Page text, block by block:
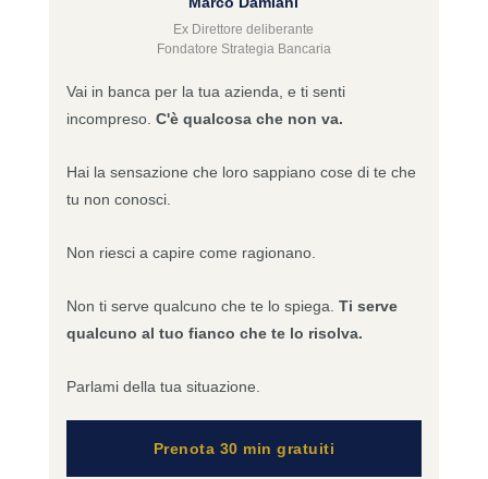
Ex Direttore deliberante
Fondatore Strategia Bancaria
Vai in banca per la tua azienda, e ti senti
incompreso. C'è qualcosa che non va.
Hai la sensazione che loro sappiano cose di te che
tu non conosci.
Non riesci a capire come ragionano.
Non ti serve qualcuno che te lo spiega. Ti serve
qualcuno al tuo fianco che te lo risolva.
Parlami della tua situazione.
Prenota 30 min gratuiti